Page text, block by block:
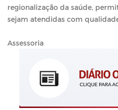
regionalização da saúde,
sejam atendidas com
Assessoria